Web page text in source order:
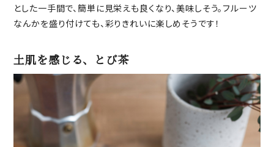
とした一手間で、簡単に見栄えも良くなり、美味しそう。フルーツ
なんかを盛り付けても、彩りきれいに楽しめそうです！
土肌を感じる、とび茶